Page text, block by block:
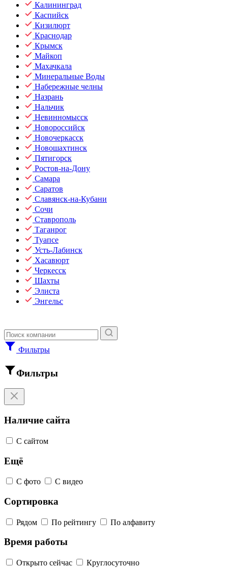
Калининград
Каспийск
Кизилюрт
Краснодар
Крымск
Майкоп
Махачкала
Минеральные Воды
Набережные челны
Назрань
Нальчик
Невинномысск
Новороссийск
Новочеркасск
Новошахтинск
Пятигорск
Ростов-на-Дону
Самара
Саратов
Славянск-на-Кубани
Сочи
Ставрополь
Таганрог
Туапсе
Усть-Лабинск
Хасавюрт
Черкесск
Шахты
Элиста
Энгельс
Фильтры
Фильтры
Наличие сайта
С сайтом
Ещё
С фото С видео
Сортировка
Рядом По рейтингу По алфавиту
Время работы
Открыто сейчас Круглосуточно